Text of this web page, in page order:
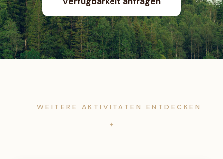
WEITERE AKTIVITÄTEN ENTDECKEN